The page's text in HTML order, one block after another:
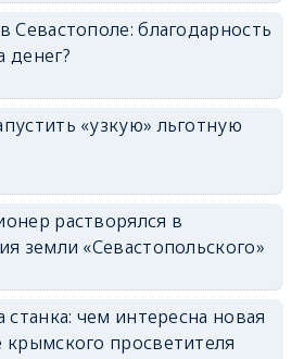
Севастополе: благодарность
денег?
«узкую» льготную
растворялся в
земли «Севастопольского»
чем интересна новая
крымского просветителя